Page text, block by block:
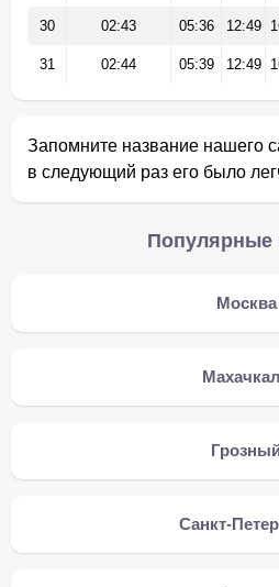
30 02:43 05:36 12:49
31 02:44 05:39 12:49
Запомните название нашего
в следующий раз его было
Популярные
Москва
Санкт-